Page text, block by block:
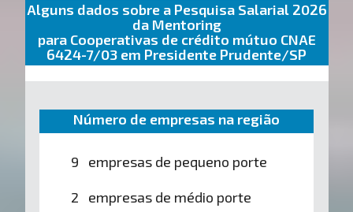
Alguns dados sobre a Pesquisa Salarial 2026
da Mentoring
para Cooperativas de crédito mútuo CNAE
6424-7/03 em Presidente Prudente/SP
Número de empresas na região
9 empresas de pequeno porte
2 empresas de médio porte